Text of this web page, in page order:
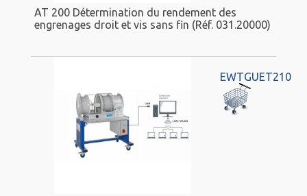
AT 200 Détermination du rendement des
engrenages droit et vis sans fin (Réf. 031.20000)
EWTGUET210